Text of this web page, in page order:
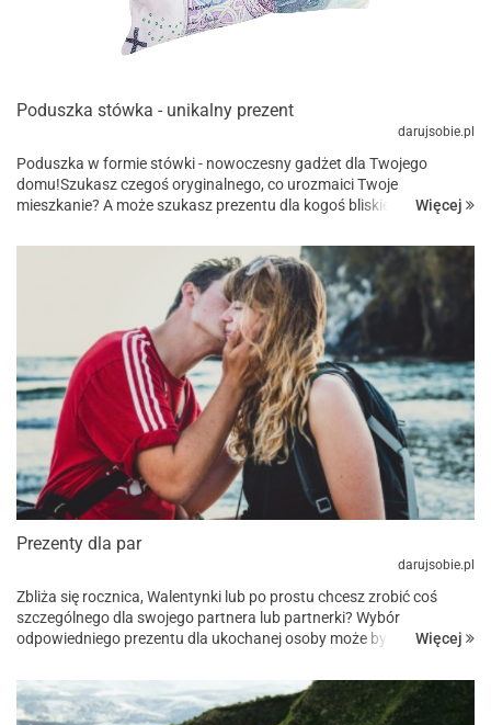
Poduszka stówka - unikalny prezent
darujsobie.pl
Poduszka w formie stówki - nowoczesny gadżet dla Twojego
domu!Szukasz czegoś oryginalnego, co urozmaici Twoje
mieszkanie? A może szukasz prezentu dla kogoś bliskiego?
nowoczesny g...
Więcej
Prezenty dla par
darujsobie.pl
Zbliża się rocznica, Walentynki lub po prostu chcesz zrobić coś
szczególnego dla swojego partnera lub partnerki? Wybór
odpowiedniego prezentu dla ukochanej osoby może być trudnym
Więcej